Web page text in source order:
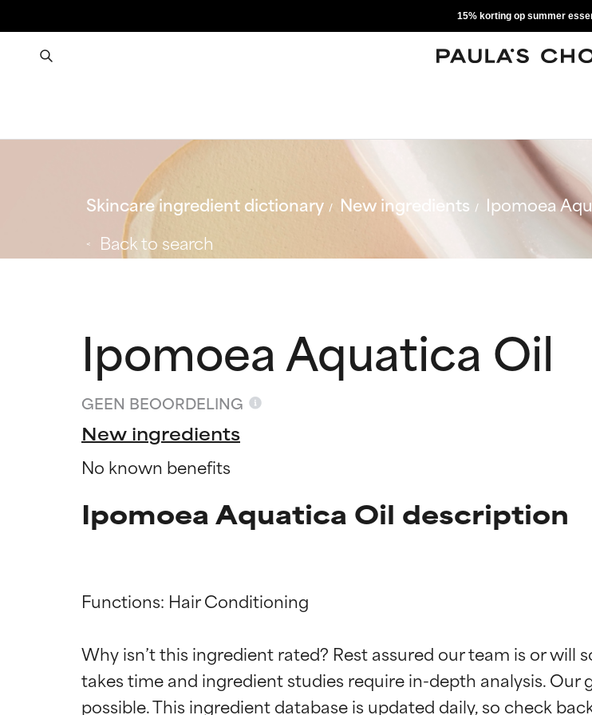
15% korting op summer
Skincare ingredient dictionary New ingredients
Ipomoea
Back to search
Ipomoea Aquatica Oil
GEEN BEOORDELING
New ingredients
No known benefits
Ipomoea Aquatica Oil description
Functions: Hair Conditioning
Why isn’t this ingredient rated? Rest assured our team is or
takes time and ingredient studies require in-depth analysis.
Beoordelingen van ingrediënten
BESTE
Beoordelingen van ingrediënten
BESTE